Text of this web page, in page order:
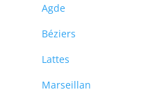
Agde
Béziers
Lattes
Marseillan